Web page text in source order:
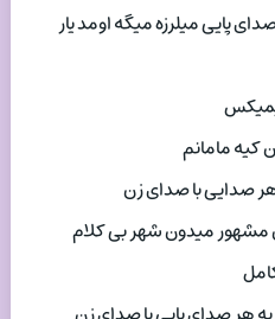
پایی میلرزه میگه اومد یار
کیه مامانم
هر صدایی با صدای زن
مشهور میدون شهر بی کلام